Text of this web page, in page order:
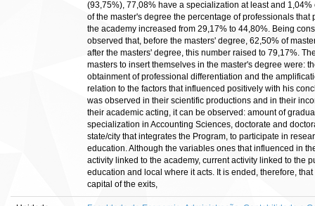
(93,75%), 77,08% have a specialization at least and
of the master's degree the percentage of professionals
the academy increased from 29,17% to 44,80%. Being
observed that, before the masters' degree, 62,50% of
after the masters' degree, this number raised to 79,17%.
masters to insert themselves in the master's degree were:
obtainment of professional differentiation and the
relation to the factors that influenced positively with his
was observed in their scientific productions and in their
their academic acting, it can be observed: amount of
specialization in Accounting Sciences, doctorate and
state/city that integrates the Program, to participate in
education. Although the variables ones that influenced in
activity linked to the academy, current activity linked to the
education and local where it acts. It is ended, therefore,
capital of the exits,